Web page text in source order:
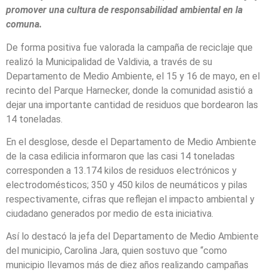
promover una cultura de responsabilidad ambiental en la
comuna.
De forma positiva fue valorada la campaña de reciclaje que
realizó la Municipalidad de Valdivia, a través de su
Departamento de Medio Ambiente, el 15 y 16 de mayo, en el
recinto del Parque Harnecker, donde la comunidad asistió a
dejar una importante cantidad de residuos que bordearon las
14 toneladas.
En el desglose, desde el Departamento de Medio Ambiente
de la casa edilicia informaron que las casi 14 toneladas
corresponden a 13.174 kilos de residuos electrónicos y
electrodomésticos; 350 y 450 kilos de neumáticos y pilas
respectivamente, cifras que reflejan el impacto ambiental y
ciudadano generados por medio de esta iniciativa.
Así lo destacó la jefa del Departamento de Medio Ambiente
del municipio, Carolina Jara, quien sostuvo que “como
municipio llevamos más de diez años realizando campañas